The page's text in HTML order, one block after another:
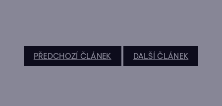
PŘEDCHOZÍ ČLÁNEK DALŠÍ ČLÁNEK